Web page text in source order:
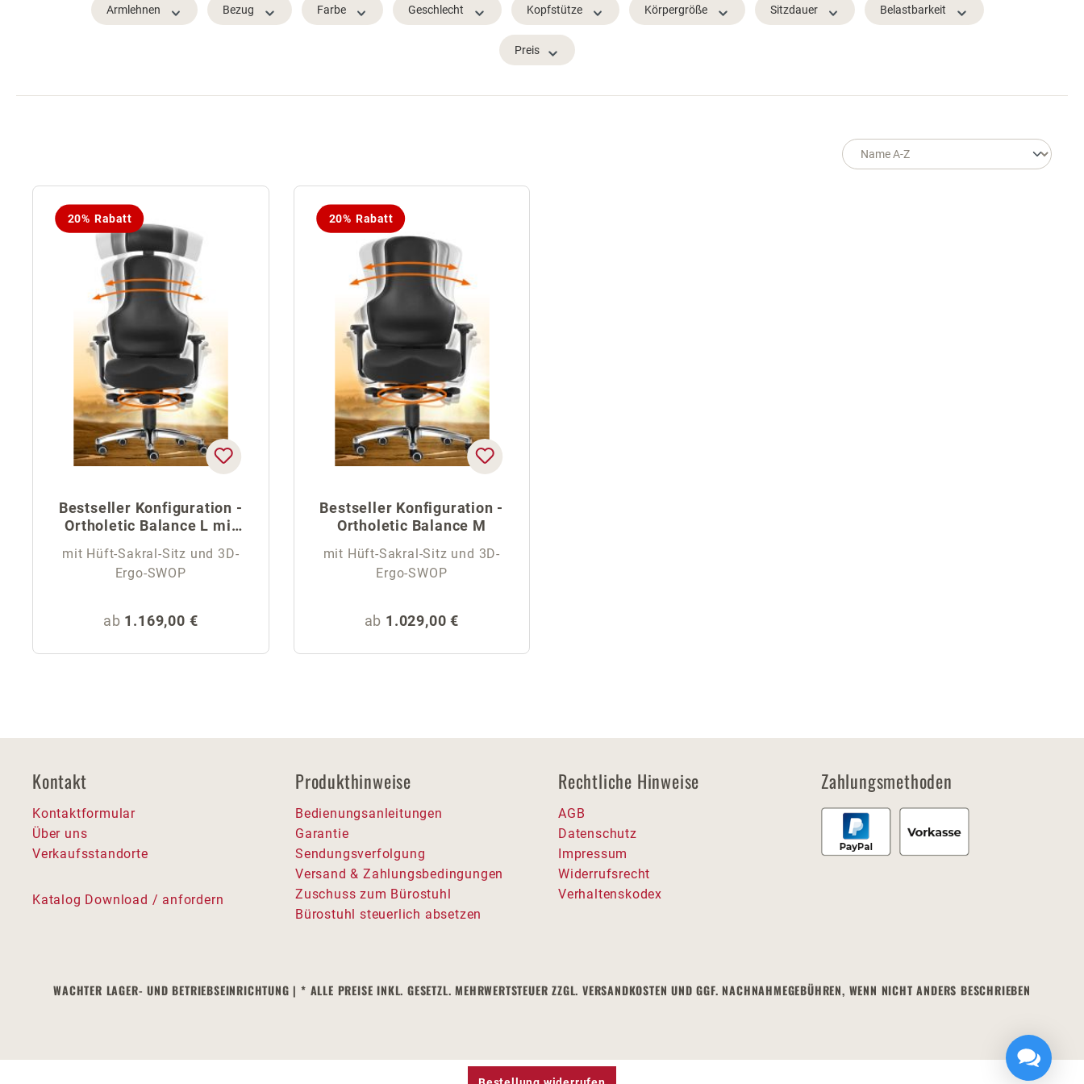
Armlehnen Bezug Farbe Geschlecht Kopfstütze Körpergröße Sitzdauer Belastbarkeit
Preis
20% Rabatt
Bestseller Konfiguration -
Ortholetic Balance L mit
mit Hüft-Sakral-Sitz und 3D-
Ergo-SWOP
Regulärer Preis:
ab 1.169,00 €
20% Rabatt
Bestseller Konfiguration -
Ortholetic Balance M
mit Hüft-Sakral-Sitz und 3D-
Ergo-SWOP
Regulärer Preis:
ab 1.029,00 €
Kontakt
Kontaktformular
Über uns
Verkaufsstandorte
Katalog Download / anfordern
Produkthinweise
Bedienungsanleitungen
Garantie
Sendungsverfolgung
Versand & Zahlungsbedingungen
Zuschuss zum Bürostuhl
Bürostuhl steuerlich absetzen
Rechtliche Hinweise
AGB
Datenschutz
Impressum
Widerrufsrecht
Verhaltenskodex
Zahlungsmethoden
WACHTER LAGER- UND BETRIEBSEINRICHTUNG | * ALLE PREISE INKL. GESETZL. MEHRWERTSTEUER ZZGL. VERSANDKOSTEN UND GGF. NACHNAHMEGEBÜHREN, WENN NICHT ANDERS BESCHRIEBEN